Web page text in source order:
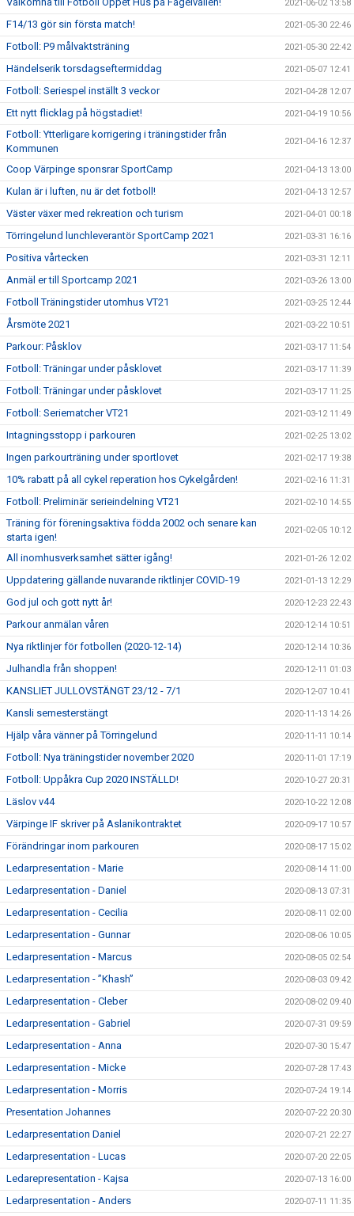
2021-06-02 13:58
F14/13 gör sin första match! 2021-05-30 22:46
Fotboll: P9 målvaktsträning 2021-05-30 22:42
Händelserik torsdagseftermiddag 2021-05-07 12:41
Fotboll: Seriespel inställt 3 veckor 2021-04-28 12:07
Ett nytt flicklag på högstadiet! 2021-04-19 10:56
Fotboll: Ytterligare korrigering i träningstider från
Kommunen
2021-04-16 12:37
Coop Värpinge sponsrar SportCamp 2021-04-13 13:00
Kulan är i luften, nu är det fotboll! 2021-04-13 12:57
Väster växer med rekreation och turism 2021-04-01 00:18
Törringelund lunchleverantör SportCamp 2021 2021-03-31 16:16
Positiva vårtecken 2021-03-31 12:11
Anmäl er till Sportcamp 2021 2021-03-26 13:00
Fotboll Träningstider utomhus VT21 2021-03-25 12:44
Årsmöte 2021 2021-03-22 10:51
Parkour: Påsklov 2021-03-17 11:54
Fotboll: Träningar under påsklovet 2021-03-17 11:39
Fotboll: Träningar under påsklovet 2021-03-17 11:25
Fotboll: Seriematcher VT21 2021-03-12 11:49
Intagningsstopp i parkouren 2021-02-25 13:02
Ingen parkourträning under sportlovet 2021-02-17 19:38
10% rabatt på all cykel reperation hos Cykelgården! 2021-02-16 11:31
Fotboll: Preliminär serieindelning VT21 2021-02-10 14:55
Träning för föreningsaktiva födda 2002 och senare kan
starta igen!
2021-02-05 10:12
All inomhusverksamhet sätter igång! 2021-01-26 12:02
Uppdatering gällande nuvarande riktlinjer COVID-19 2021-01-13 12:29
God jul och gott nytt år! 2020-12-23 22:43
Parkour anmälan våren 2020-12-14 10:51
Nya riktlinjer för fotbollen (2020-12-14) 2020-12-14 10:36
Julhandla från shoppen! 2020-12-11 01:03
KANSLIET JULLOVSTÄNGT 23/12 - 7/1 2020-12-07 10:41
Kansli semesterstängt 2020-11-13 14:26
Hjälp våra vänner på Törringelund 2020-11-11 10:14
Fotboll: Nya träningstider november 2020 2020-11-01 17:19
Fotboll: Uppåkra Cup 2020 INSTÄLLD! 2020-10-27 20:31
Läslov v44 2020-10-22 12:08
Värpinge IF skriver på Aslanikontraktet 2020-09-17 10:57
Förändringar inom parkouren 2020-08-17 15:02
Ledarpresentation - Marie 2020-08-14 11:00
Ledarpresentation - Daniel 2020-08-13 07:31
Ledarpresentation - Cecilia 2020-08-11 02:00
Ledarpresentation - Gunnar 2020-08-06 10:05
Ledarpresentation - Marcus 2020-08-05 02:54
Ledarpresentation - ”Khash” 2020-08-03 09:42
Ledarpresentation - Cleber 2020-08-02 09:40
Ledarpresentation - Gabriel 2020-07-31 09:59
Ledarpresentation - Anna 2020-07-30 15:47
Ledarpresentation - Micke 2020-07-28 17:43
Ledarpresentation - Morris 2020-07-24 19:14
Presentation Johannes 2020-07-22 20:30
Ledarpresentation Daniel 2020-07-21 22:27
Ledarpresentation - Lucas 2020-07-20 22:05
Ledarepresentation - Kajsa 2020-07-13 16:00
Ledarpresentation - Anders 2020-07-11 11:35